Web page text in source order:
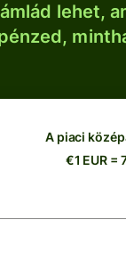
lehet,
A piaci
€1 EUR =